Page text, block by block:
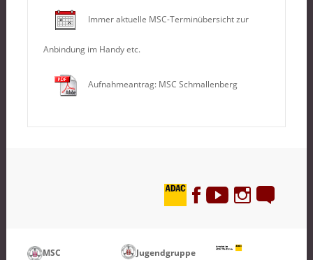
Immer aktuelle MSC-Terminübersicht zur
Anbindung im Handy etc.
Aufnahmeantrag: MSC Schmallenberg
MSC
Jugendgruppe